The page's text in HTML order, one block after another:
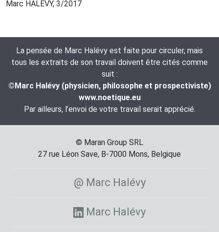
Marc HALEVY, 3/2017
La pensée de Marc Halévy est faite pour circuler, mais
tous les extraits de son travail doivent être cités comme
suit :
©Marc Halévy (physicien, philosophe et prospectiviste)
www.noetique.eu
Par ailleurs, l’envoi de votre travail serait apprécié.
© Maran Group SRL
27 rue Léon Save, B-7000 Mons, Belgique
@ Marc Halévy
Marc Halévy